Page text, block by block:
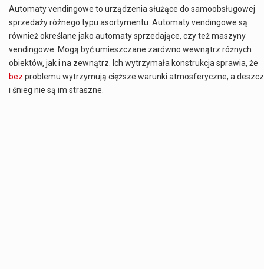
Automaty vendingowe to urządzenia służące do samoobsługowej
sprzedaży różnego typu asortymentu. Automaty vendingowe są
również określane jako automaty sprzedające, czy też maszyny
vendingowe. Mogą być umieszczane zarówno wewnątrz różnych
obiektów, jak i na zewnątrz. Ich wytrzymała konstrukcja sprawia, że
bez problemu wytrzymują cięższe warunki atmosferyczne, a deszcz
i śnieg nie są im straszne.